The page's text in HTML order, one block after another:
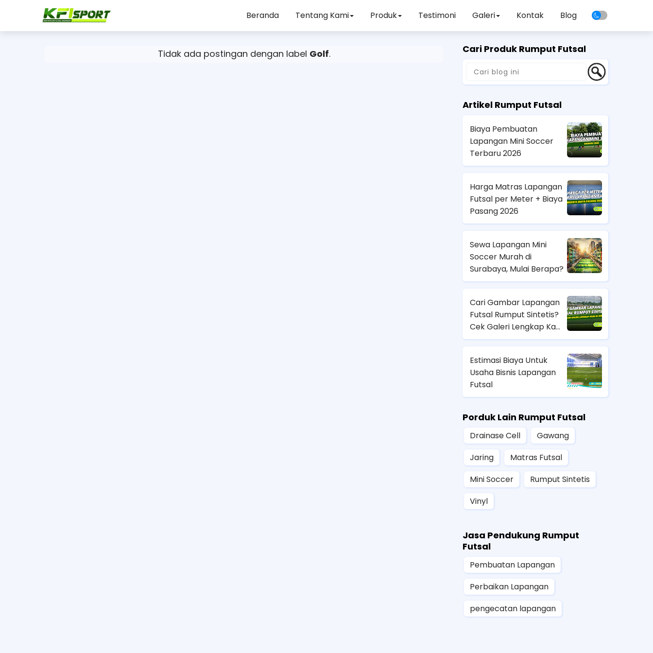
Beranda Tentang Kami Produk Testimoni Galeri Kontak Blog
Tidak ada postingan dengan label Golf. Cari Produk Rumput Futsal
Artikel Rumput Futsal
Biaya Pembuatan
Lapangan Mini Soccer
Terbaru 2026
Harga Matras Lapangan
Futsal per Meter + Biaya
Pasang 2026
Sewa Lapangan Mini
Soccer Murah di
Surabaya, Mulai Berapa?
Cari Gambar Lapangan
Futsal Rumput Sintetis?
Cek Galeri Lengkap Kami
di Sini
Estimasi Biaya Untuk
Usaha Bisnis Lapangan
Futsal
Porduk Lain Rumput Futsal
Drainase Cell
Gawang
Jaring
Matras Futsal
Mini Soccer
Rumput Sintetis
Vinyl
Jasa Pendukung Rumput
Futsal
Pembuatan Lapangan
Perbaikan Lapangan
pengecatan lapangan